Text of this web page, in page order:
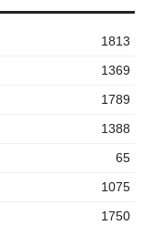
1813
1369
1789
1388
65
1075
1750